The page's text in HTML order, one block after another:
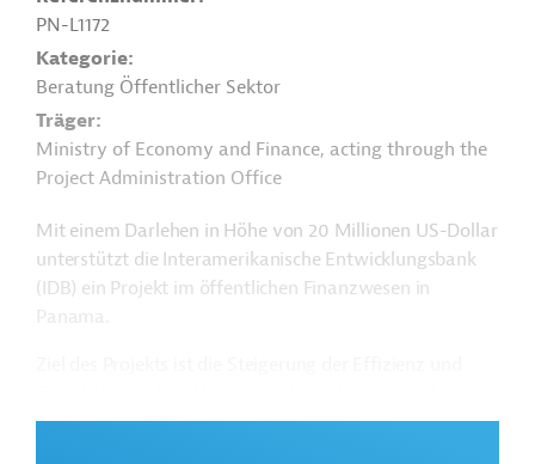
PN-L1172
Kategorie
Beratung Öffentlicher Sektor
Träger
Ministry of Economy and Finance, acting through the
Project Administration Office
Mit einem Darlehen in Höhe von 20 Millionen US-Dollar
unterstützt die Interamerikanische Entwicklungsbank
(IDB) ein Projekt im öffentlichen Finanzwesen in
Panama.
Umsetzung eines intelligenten Steuersystems in